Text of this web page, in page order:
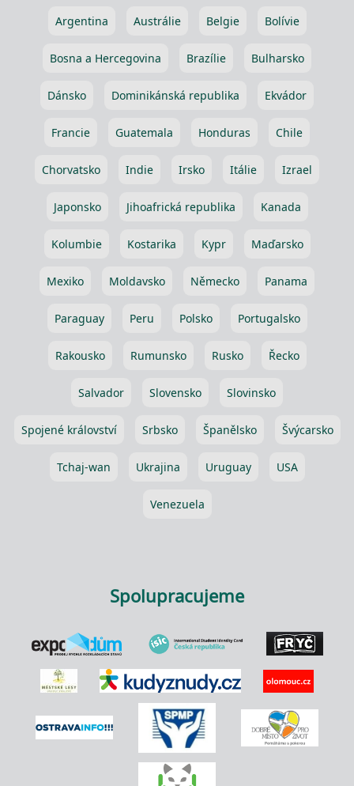
Argentina Austrálie Belgie Bolívie
Bosna a Hercegovina Brazílie Bulharsko
Dánsko Dominikánská republika Ekvádor
Francie Guatemala Honduras Chile
Chorvatsko Indie Irsko Itálie Izrael
Japonsko Jihoafrická republika Kanada
Kolumbie Kostarika Kypr Maďarsko
Mexiko Moldavsko Německo Panama
Paraguay Peru Polsko Portugalsko
Rakousko Rumunsko Rusko Řecko
Salvador Slovensko Slovinsko
Spojené království Srbsko Španělsko Švýcarsko
Tchaj-wan Ukrajina Uruguay USA
Venezuela
Spolupracujeme